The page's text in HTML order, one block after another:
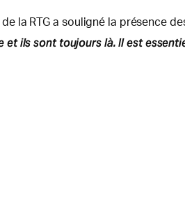
la RTG a souligné la présence
ils sont toujours là. Il est